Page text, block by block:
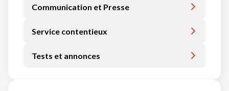
Communication et Presse
Service contentieux
Tests et annonces